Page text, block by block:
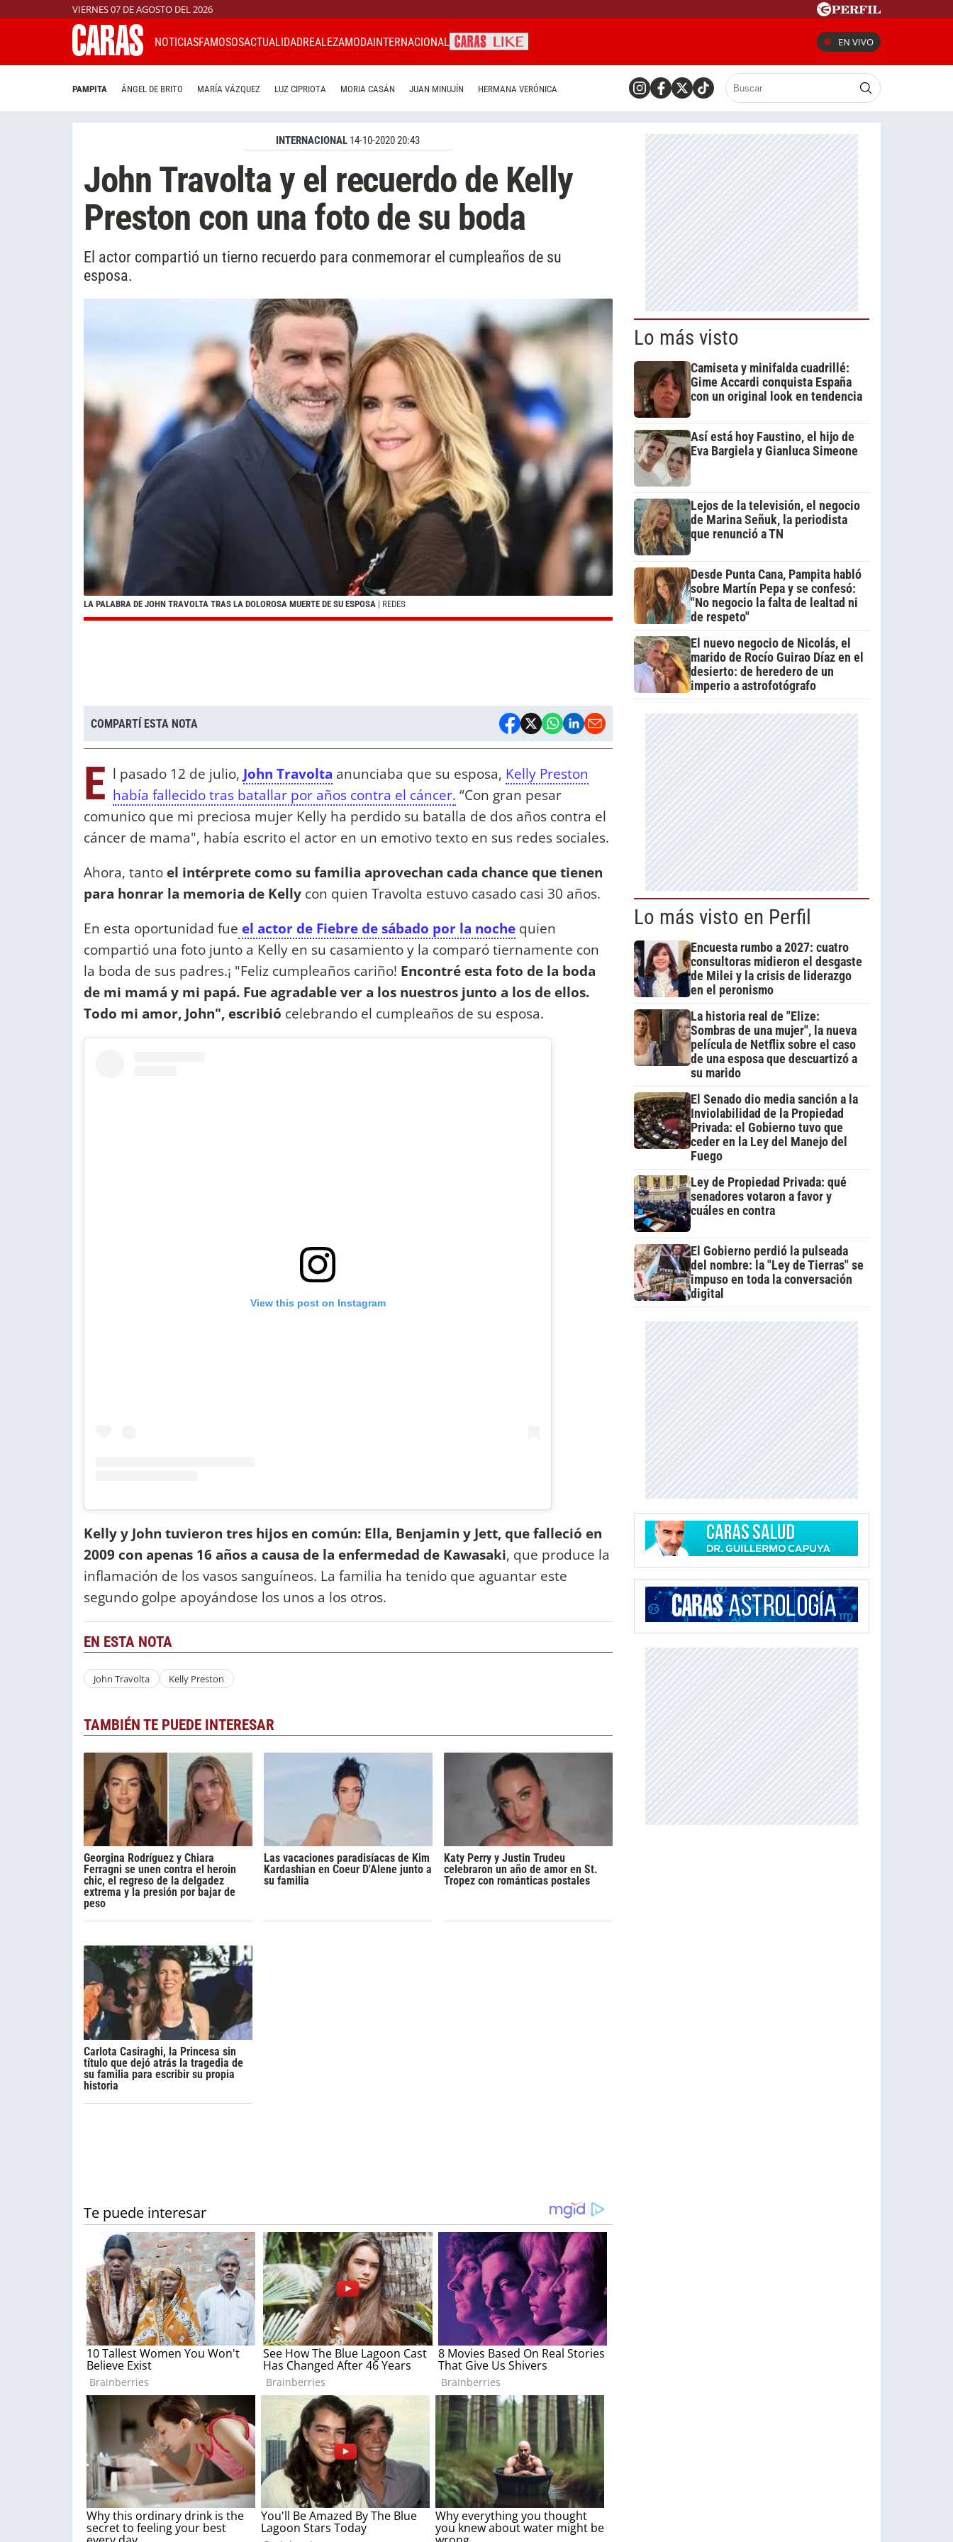
VIERNES 07 DE AGOSTO DEL 2026
NOTICIASFAMOSOSACTUALIDADREALEZAMODAINTERNACIONAL EN VIVO
PAMPITA ÁNGEL DE BRITO MARÍA VÁZQUEZ LUZ CIPRIOTA MORIA CASÁN JUAN MINUJÍN HERMANA VERÓNICA
INTERNACIONAL 14-10-2020 20:43
John Travolta y el recuerdo de Kelly
Preston con una foto de su boda
El actor compartió un tierno recuerdo para conmemorar el cumpleaños de su
esposa.
LA PALABRA DE JOHN TRAVOLTA TRAS LA DOLOROSA MUERTE DE SU ESPOSA | REDES
COMPARTÍ ESTA NOTA
E l pasado 12 de julio, John Travolta anunciaba que su esposa, Kelly Preston
había fallecido tras batallar por años contra el cáncer. “Con gran pesar
comunico que mi preciosa mujer Kelly ha perdido su batalla de dos años contra el
cáncer de mama", había escrito el actor en un emotivo texto en sus redes sociales.
Ahora, tanto el intérprete como su familia aprovechan cada chance que tienen
para honrar la memoria de Kelly con quien Travolta estuvo casado casi 30 años.
En esta oportunidad fue el actor de Fiebre de sábado por la noche quien
compartió una foto junto a Kelly en su casamiento y la comparó tiernamente con
la boda de sus padres.¡ "Feliz cumpleaños cariño! Encontré esta foto de la boda
de mi mamá y mi papá. Fue agradable ver a los nuestros junto a los de ellos.
Todo mi amor, John", escribió celebrando el cumpleaños de su esposa.
View this post on Instagram
Kelly y John tuvieron tres hijos en común: Ella, Benjamin y Jett, que falleció en
2009 con apenas 16 años a causa de la enfermedad de Kawasaki, que produce la
inflamación de los vasos sanguíneos. La familia ha tenido que aguantar este
segundo golpe apoyándose los unos a los otros.
EN ESTA NOTA
John Travolta Kelly Preston
TAMBIÉN TE PUEDE INTERESAR
Georgina Rodríguez y Chiara
Ferragni se unen contra el heroin
chic, el regreso de la delgadez
extrema y la presión por bajar de
peso
Las vacaciones paradisíacas de Kim
Kardashian en Coeur D'Alene junto a
su familia
Katy Perry y Justin Trudeu
celebraron un año de amor en St.
Tropez con románticas postales
Carlota Casiraghi, la Princesa sin
título que dejó atrás la tragedia de
su familia para escribir su propia
historia
Lo más visto
Camiseta y minifalda cuadrillé:
Gime Accardi conquista España
con un original look en tendencia
Así está hoy Faustino, el hijo de
Eva Bargiela y Gianluca Simeone
Lejos de la televisión, el negocio
de Marina Señuk, la periodista
que renunció a TN
Desde Punta Cana, Pampita habló
sobre Martín Pepa y se confesó:
"No negocio la falta de lealtad ni
de respeto"
El nuevo negocio de Nicolás, el
marido de Rocío Guirao Díaz en el
desierto: de heredero de un
imperio a astrofotógrafo
Lo más visto en Perfil
Encuesta rumbo a 2027: cuatro
consultoras midieron el desgaste
de Milei y la crisis de liderazgo
en el peronismo
La historia real de "Elize:
Sombras de una mujer", la nueva
película de Netflix sobre el caso
de una esposa que descuartizó a
su marido
El Senado dio media sanción a la
Inviolabilidad de la Propiedad
Privada: el Gobierno tuvo que
ceder en la Ley del Manejo del
Fuego
Ley de Propiedad Privada: qué
senadores votaron a favor y
cuáles en contra
El Gobierno perdió la pulseada
del nombre: la "Ley de Tierras" se
impuso en toda la conversación
digital